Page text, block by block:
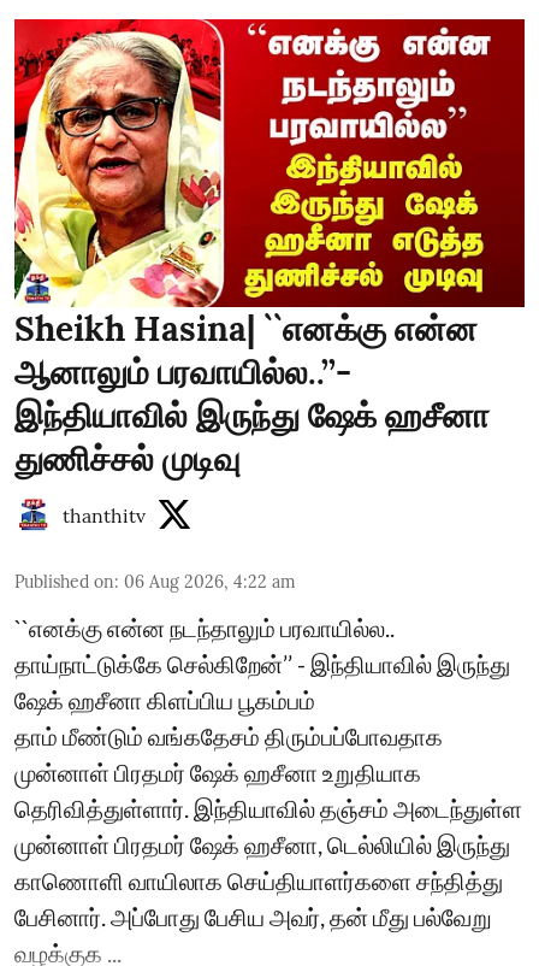
Sheikh Hasina| ``எனக்கு என்ன
ஆனாலும் பரவாயில்ல..’’-
இந்தியாவில் இருந்து ஷேக் ஹசீனா
துணிச்சல் முடிவு
thanthitv
Published on: 06 Aug 2026, 4:22 am
``எனக்கு என்ன நடந்தாலும் பரவாயில்ல..
தாய்நாட்டுக்கே செல்கிறேன்’’ - இந்தியாவில் இருந்து
ஷேக் ஹசீனா கிளப்பிய பூகம்பம்
தாம் மீண்டும் வங்கதேசம் திரும்பப்போவதாக
முன்னாள் பிரதமர் ஷேக் ஹசீனா உறுதியாக
தெரிவித்துள்ளார். இந்தியாவில் தஞ்சம் அடைந்துள்ள
முன்னாள் பிரதமர் ஷேக் ஹசீனா, டெல்லியில் இருந்து
காணொளி வாயிலாக செய்தியாளர்களை சந்தித்து
பேசினார். அப்போது பேசிய அவர், தன் மீது பல்வேறு
வழக்குக ...